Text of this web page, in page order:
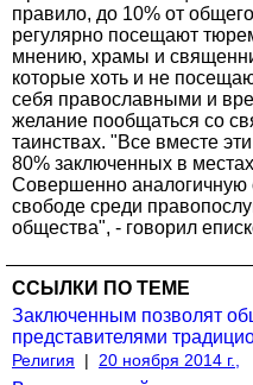
правило, до 10% от
регулярно посещают
мнению, храмы и
которые хоть и не
себя православными и
желание пообщаться со
таинствах. "Все вместе
80% заключенных в
Совершенно
свободе среди
общества", - говорил
ССЫЛКИ ПО ТЕМЕ
Заключенным позволят
представителями
Религия | 20 ноября 2014 г.,